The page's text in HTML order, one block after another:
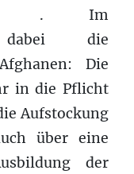
. Im
die
Die
in die Pflicht
Aufstockung
über eine
der